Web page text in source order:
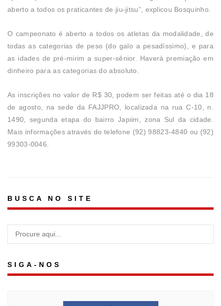
aberto a todos os praticantes de jiu-jitsu”, explicou Bosquinho.
O campeonato é aberto a todos os atletas da modalidade, de
todas as categorias de peso (do galo a pesadíssimo), e para
as idades de pré-mirim a super-sênior. Haverá premiação em
dinheiro para as categorias do absoluto.
As inscrições no valor de R$ 30, podem ser feitas até o dia 18
de agosto, na sede da FAJJPRO, localizada na rua C-10, n.
1490, segunda etapa do bairro Japiim, zona Sul da cidade.
Mais informações através do telefone (92) 98823-4840 ou (92)
99303-0046.
BUSCA NO SITE
SIGA-NOS